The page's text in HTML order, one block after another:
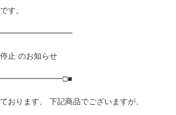
す。
のお知らせ
おります、 下記商品でございますが、